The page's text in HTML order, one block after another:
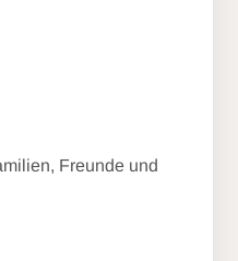
Freunde und